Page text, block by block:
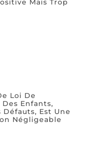
Mais Trop
Loi De
Enfants,
Défauts, Est Une
Négligeable